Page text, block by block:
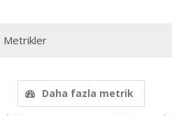
Metrikler
Daha fazla metrik